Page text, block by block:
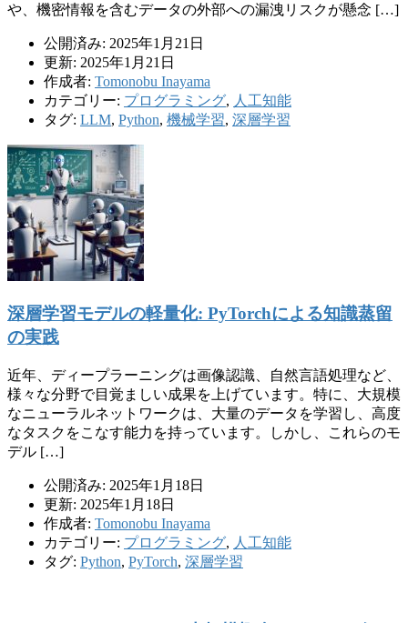
や、機密情報を含むデータの外部への漏洩リスクが懸念 […]
公開済み: 2025年1月21日
更新: 2025年1月21日
作成者: Tomonobu Inayama
カテゴリー: プログラミング, 人工知能
タグ: LLM, Python, 機械学習, 深層学習
深層学習モデルの軽量化: PyTorchによる知識蒸留
の実践
近年、ディープラーニングは画像認識、自然言語処理など、
様々な分野で目覚ましい成果を上げています。特に、大規模
なニューラルネットワークは、大量のデータを学習し、高度
なタスクをこなす能力を持っています。しかし、これらのモ
デル […]
公開済み: 2025年1月18日
更新: 2025年1月18日
作成者: Tomonobu Inayama
カテゴリー: プログラミング, 人工知能
タグ: Python, PyTorch, 深層学習